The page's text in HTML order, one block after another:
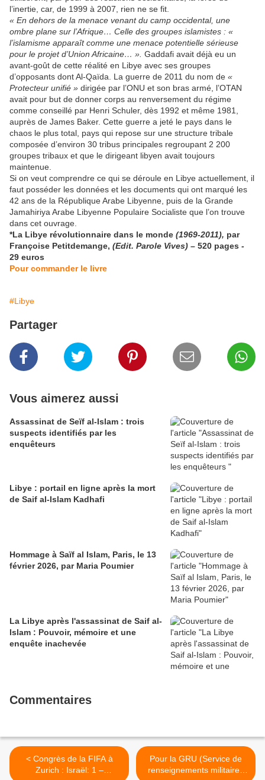
l’inertie, car, de 1999 à 2007, rien ne se fit.
« En dehors de la menace venant du camp occidental, une
ombre plane sur l’Afrique… Celle des groupes islamistes : «
l’islamisme apparaît comme une menace potentielle sérieuse
pour le projet d’Union Africaine… ». Gaddafi avait déjà eu un
avant-goût de cette réalité en Libye avec ses groupes
d’opposants dont Al-Qaïda. La guerre de 2011 du nom de «
Protecteur unifié » dirigée par l’ONU et son bras armé, l’OTAN
avait pour but de donner corps au renversement du régime
comme conseillé par Henri Schuler, dès 1992 et même 1981,
auprès de James Baker. Cette guerre a jeté le pays dans le
chaos le plus total, pays qui repose sur une structure tribale
composée d’environ 30 tribus principales regroupant 2 200
groupes tribaux et que le dirigeant libyen avait toujours
maintenue.
Si on veut comprendre ce qui se déroule en Libye actuellement, il
faut posséder les données et les documents qui ont marqué les
42 ans de la République Arabe Libyenne, puis de la Grande
Jamahiriya Arabe Libyenne Populaire Socialiste que l’on trouve
dans cet ouvrage.
*La Libye révolutionnaire dans le monde (1969-2011), par
Françoise Petitdemange, (Edit. Parole Vives) – 520 pages -
29 euros
Pour commander le livre
#Libye
Partager
Vous aimerez aussi
Assassinat de Seïf al-Islam : trois
suspects identifiés par les
enquêteurs
Libye : portail en ligne après la mort
de Saif al-Islam Kadhafi
Hommage à Saïf al Islam, Paris, le 13
février 2026, par Maria Poumier
La Libye après l'assassinat de Saif al-
Islam : Pouvoir, mémoire et une
enquête inachevée
Commentaires
< Congrès de la FIFA à
Zurich : Israël: 1 –
Pour la GRU (Service de
renseignements militaires